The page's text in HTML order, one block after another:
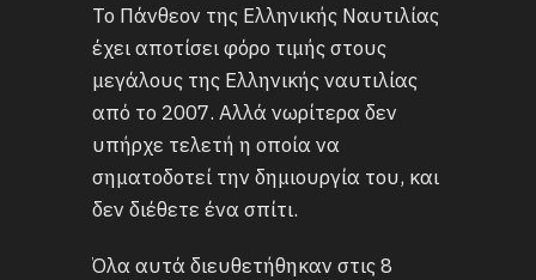
Το Πάνθεον της Ελληνικής Ναυτιλίας
έχει αποτίσει φόρο τιμής στους
μεγάλους της Ελληνικής ναυτιλίας
από το 2007. Αλλά νωρίτερα δεν
υπήρχε τελετή η οποία να
σηματοδοτεί την δημιουργία του, και
δεν διέθετε ένα σπίτι.
Όλα αυτά διευθετήθηκαν στις 8